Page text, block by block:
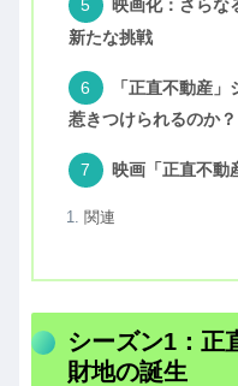
映画化：さらな
新たな挑戦
「正直不動産
惹きつけられるのか？
映画「正直不動
関連
シーズン1：正
財地の誕生